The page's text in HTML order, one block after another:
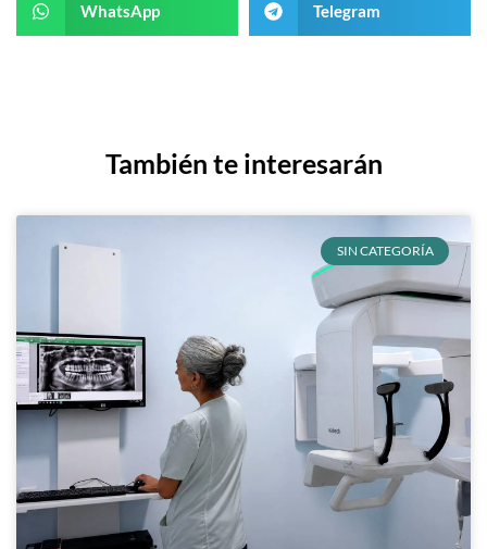
WhatsApp Telegram
También te interesarán
SIN CATEGORÍA